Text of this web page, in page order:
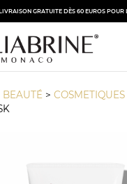
GRATUITE DÈS 60 EUROS POUR
BEAUTÉ > COSMETIQUES